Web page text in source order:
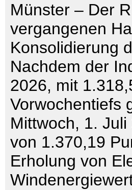
Münster – Der
vergangenen
Konsolidierung
Nachdem der
2026, mit
Vorwochentiefs
Mittwoch, 1.
von 1.370,19
Erholung von